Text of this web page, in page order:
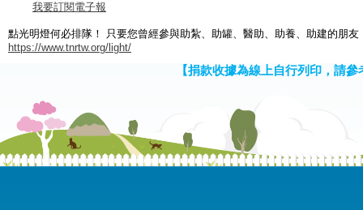
我要訂閱電子報
點光明燈何必排隊！ 只要您曾經參與助紮、助罐、醫助、助養、助建的朋
https://www.tnrtw.org/light/
【捐款收據為線上自行列印，請參